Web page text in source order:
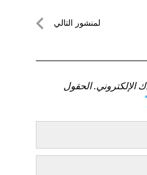
لمنشور التالي
الإلكتروني. الحقول
*